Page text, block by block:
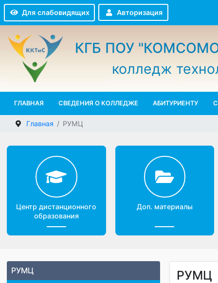
Для слабовидящих Авторизация
КГБ ПОУ
колледж
СВЕДЕНИЯ О КОЛЛЕДЖЕ
РУМЦ
Центр дистанционного
образования